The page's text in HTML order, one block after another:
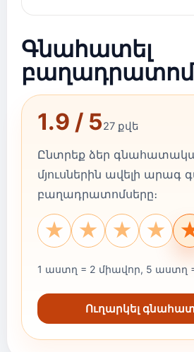
Գնահատել
1.9 / 527 քվե
Ընտրեք ձեր
մյուսներին ավելի արագ
բաղադրատոմսերը։
★
★
★
★
1 աստղ = 2 միավոր, 5 աստղ
Ուղարկել